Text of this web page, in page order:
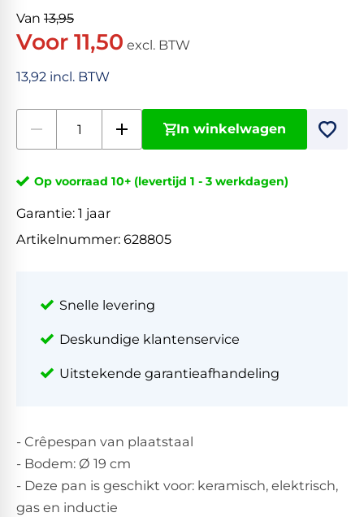
Van 13,95
Voor 11,50 excl. BTW
13,92 incl. BTW
In winkelwagen
Op voorraad 10+ (levertijd 1 - 3 werkdagen)
Garantie: 1 jaar
Artikelnummer: 628805
Snelle levering
Deskundige klantenservice
Uitstekende garantieafhandeling
- Crêpespan van plaatstaal
- Bodem: Ø 19 cm
- Deze pan is geschikt voor: keramisch, elektrisch,
gas en inductie